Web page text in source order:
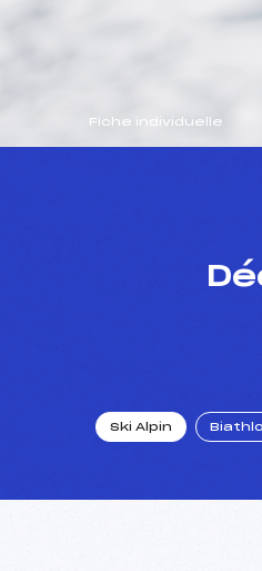
Fiche individuelle
Ski Alpin